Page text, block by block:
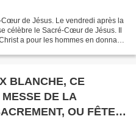
de Jésus. Le vendredi après la
célèbre le Sacré-Cœur de Jésus. Il
a pour les hommes en donnant
BLANCHE, CE
DE LA
OU FÊTE